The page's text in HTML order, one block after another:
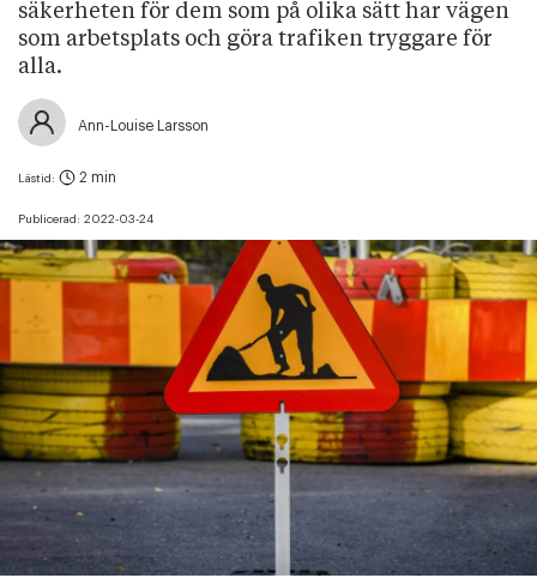
säkerheten för dem som på olika sätt har vägen
som arbetsplats och göra trafiken tryggare för
alla.
Ann-Louise Larsson
Publicerad: 2022-03-24
Lästid: 2 min